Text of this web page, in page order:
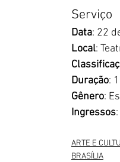
Serviço
Data: 22
Local:
Duração:
Gênero:
Ingressos:
ARTE E
BRASÍLIA